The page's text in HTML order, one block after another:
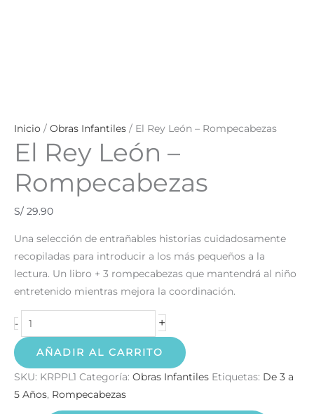
Inicio / Obras Infantiles / El Rey León – Rompecabezas
El Rey León –
Rompecabezas
S/ 29.90
Una selección de entrañables historias cuidadosamente
recopiladas para introducir a los más pequeños a la
lectura. Un libro + 3 rompecabezas que mantendrá al niño
entretenido mientras mejora la coordinación.
- +
AÑADIR AL CARRITO
SKU: KRPPL1 Categoría: Obras Infantiles Etiquetas: De 3 a
5 Años, Rompecabezas